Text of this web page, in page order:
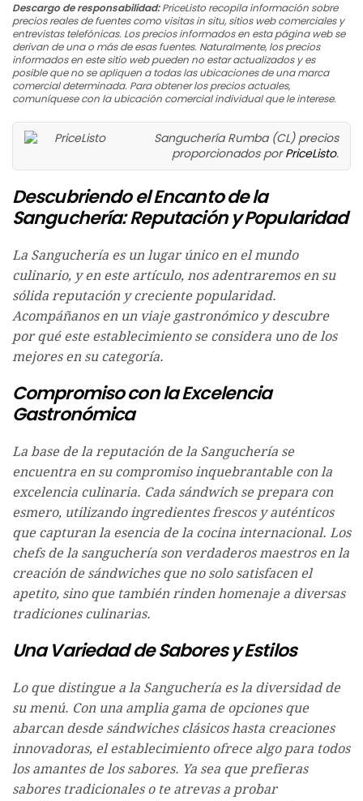
Descargo de responsabilidad:PriceListo recopila información sobre
precios reales de fuentes como visitas in situ, sitios web comerciales y
entrevistas telefónicas. Los precios informados en esta página web se
derivan de una o más de esas fuentes. Naturalmente, los precios
informados en este sitio web pueden no estar actualizados y es
posible que no se apliquen a todas las ubicaciones de una marca
comercial determinada. Para obtener los precios actuales,
comuníquese con la ubicación comercial individual que le interese.
Sanguchería Rumba (CL) precios
proporcionados porPriceListo.
Descubriendo el Encanto de la
Sanguchería: Reputación y Popularidad
La Sanguchería es un lugar único en el mundo
culinario, y en este artículo, nos adentraremos en su
sólida reputación y creciente popularidad.
Acompáñanos en un viaje gastronómico y descubre
por qué este establecimiento se considera uno de los
mejores en su categoría.
Compromiso con la Excelencia
Gastronómica
La base de la reputación de la Sanguchería se
encuentra en su compromiso inquebrantable con la
excelencia culinaria. Cada sándwich se prepara con
esmero, utilizando ingredientes frescos y auténticos
que capturan la esencia de la cocina internacional. Los
chefs de la sanguchería son verdaderos maestros en la
creación de sándwiches que no solo satisfacen el
apetito, sino que también rinden homenaje a diversas
tradiciones culinarias.
Una Variedad de Sabores y Estilos
Lo que distingue a la Sanguchería es la diversidad de
su menú. Con una amplia gama de opciones que
abarcan desde sándwiches clásicos hasta creaciones
innovadoras, el establecimiento ofrece algo para todos
los amantes de los sabores. Ya sea que prefieras
sabores tradicionales o te atrevas a probar